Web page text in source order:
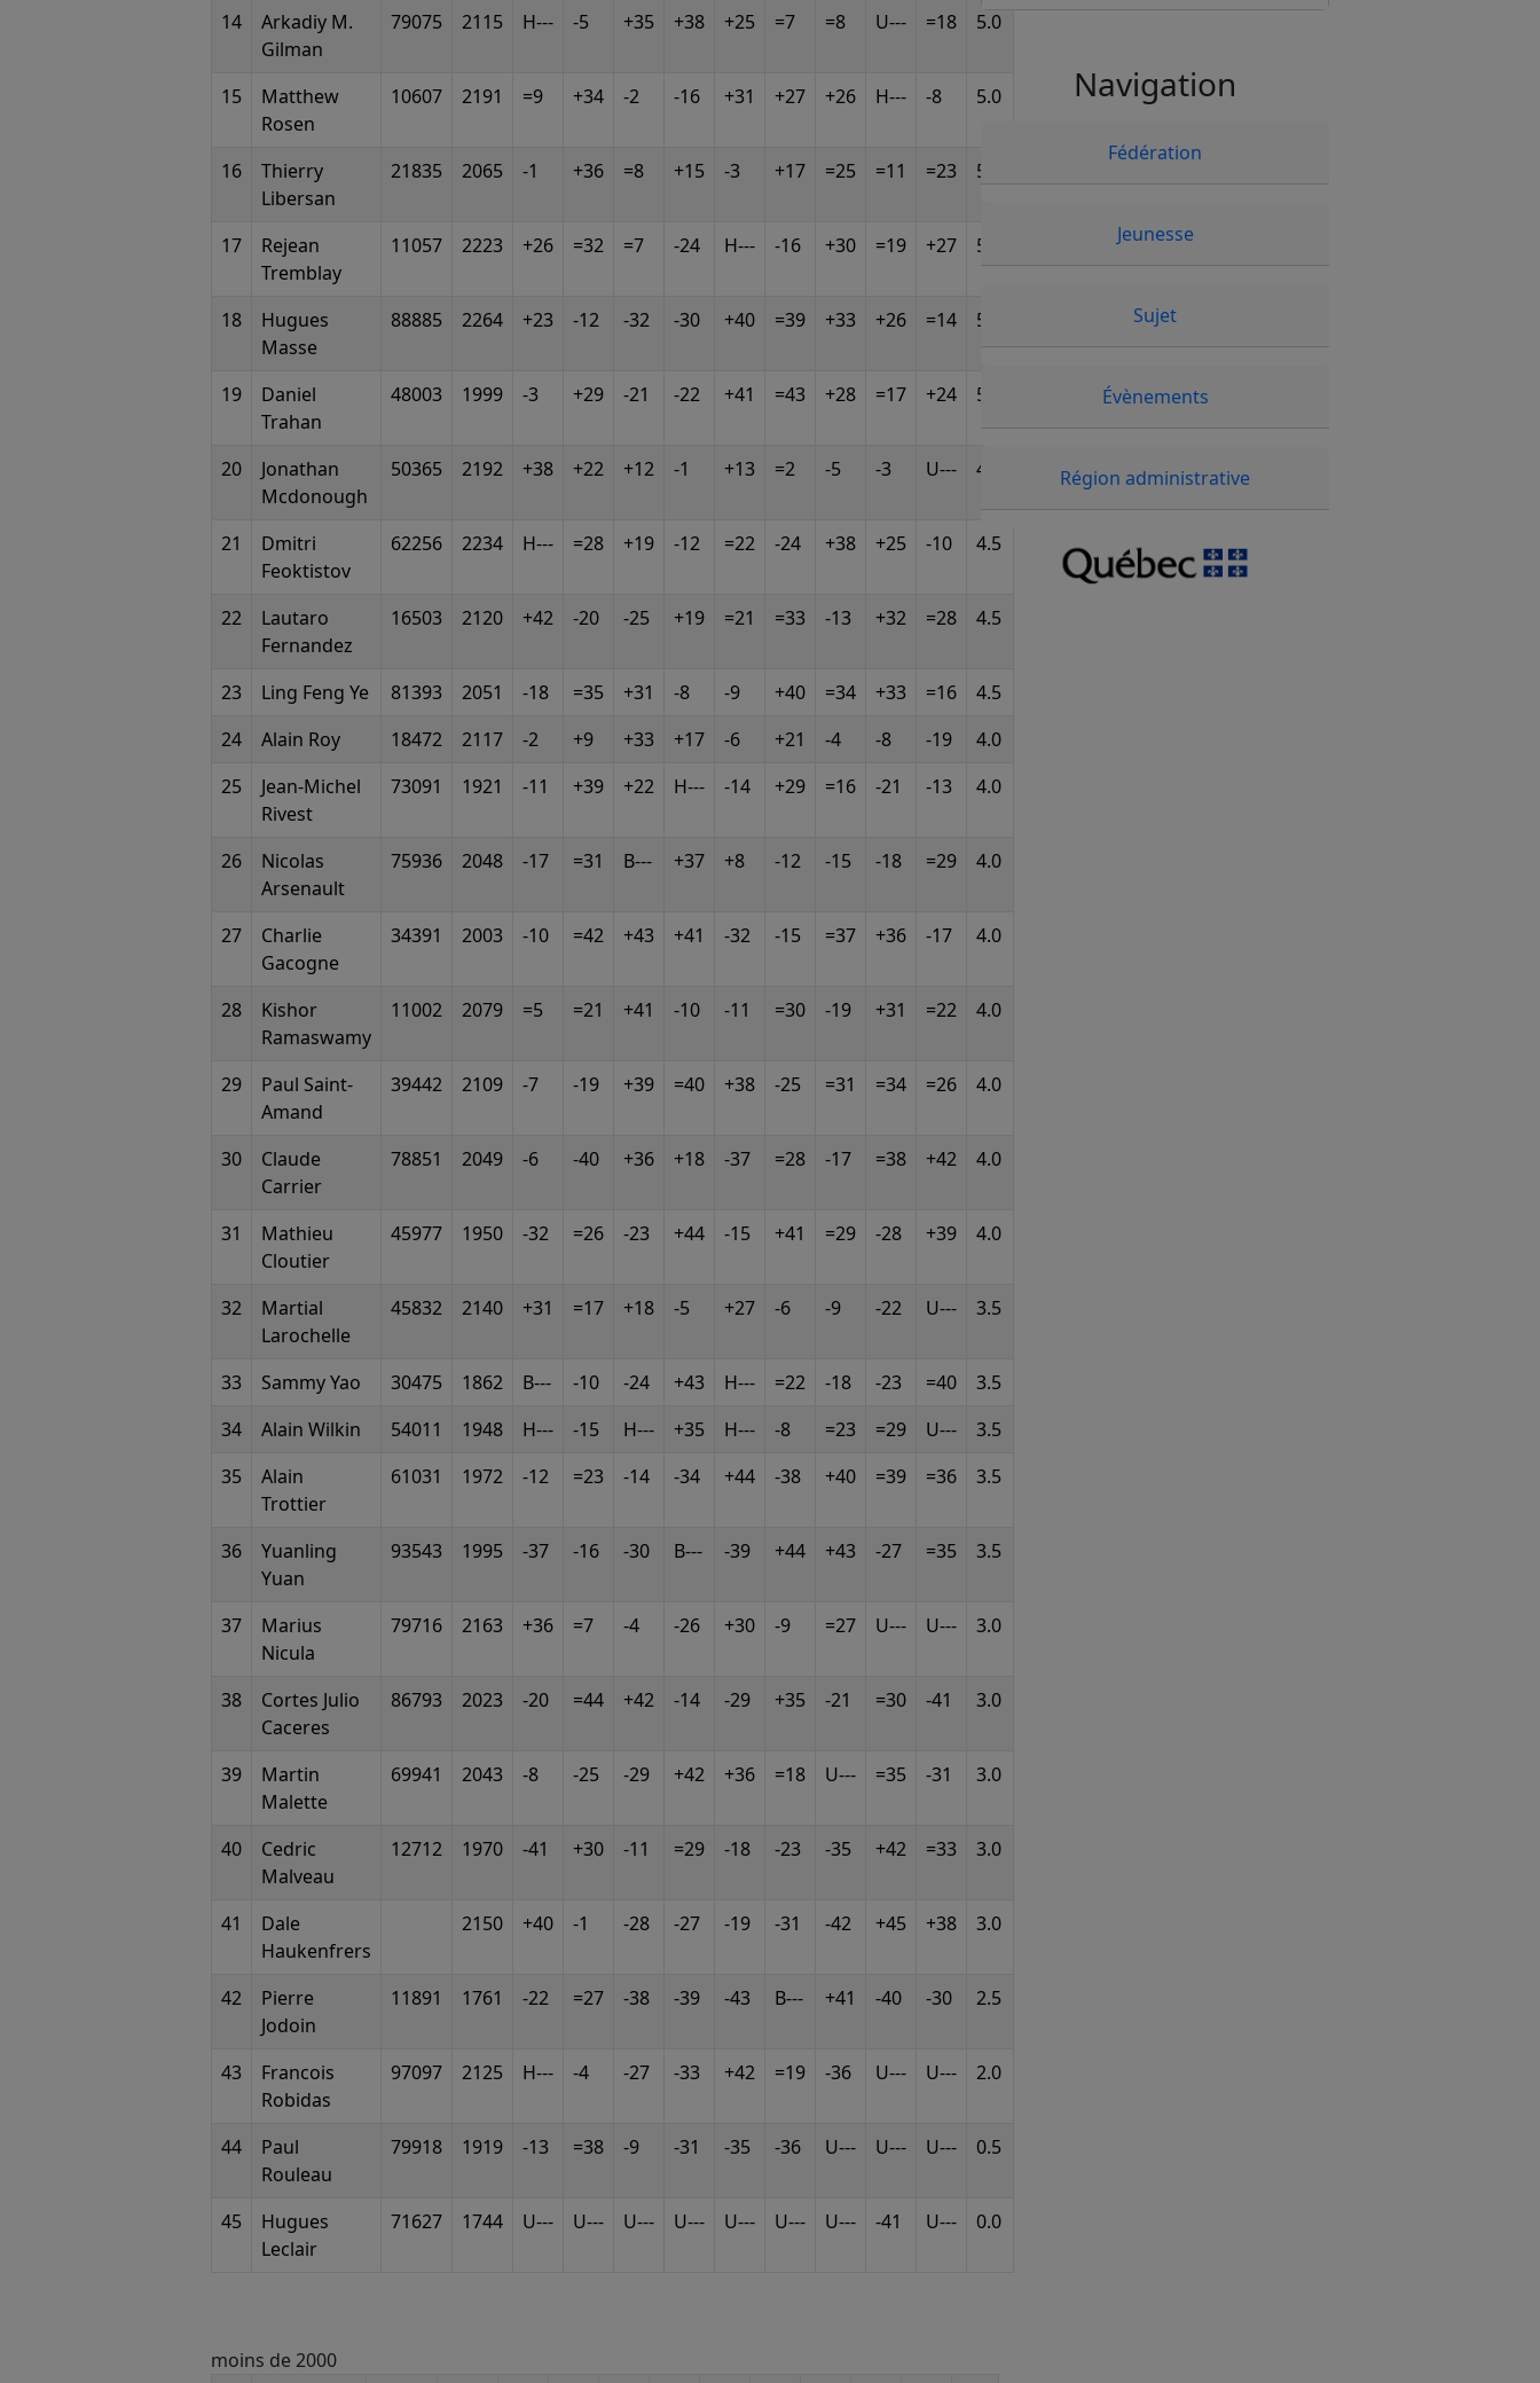
14
Arkadiy M.
Gilman
79075 2115 H--- -5 +35 +38 +25 =7 =8 U--- =18 5.0
15
Matthew
Rosen
10607 2191 =9 +34 -2 -16 +31 +27 +26 H--- -8 5.0
16
Thierry
Libersan
21835 2065 -1 +36 =8 +15 -3 +17 =25 =11 =23 5.0
17
Rejean
Tremblay
11057 2223 +26 =32 =7 -24 H--- -16 +30 =19 +27 5.0
18
Hugues
Masse
88885 2264 +23 -12 -32 -30 +40 =39 +33 +26 =14 5.0
19
Daniel
Trahan
48003 1999 -3 +29 -21 -22 +41 =43 +28 =17 +24 5.0
20
Jonathan
Mcdonough
50365 2192 +38 +22 +12 -1 +13 =2 -5 -3 U--- 4.5
21
Dmitri
Feoktistov
62256 2234 H--- =28 +19 -12 =22 -24 +38 +25 -10 4.5
22
Lautaro
Fernandez
16503 2120 +42 -20 -25 +19 =21 =33 -13 +32 =28 4.5
23 Ling Feng Ye 81393 2051 -18 =35 +31 -8 -9 +40 =34 +33 =16
4.5
24
Alain Roy 18472 2117 -2 +9 +33 +17 -6 +21 -4 -8 -19
4.0
25
Jean-Michel
Rivest
73091 1921 -11 +39 +22 H--- -14 +29 =16 -21 -13 4.0
26
Nicolas
Arsenault
75936 2048 -17 =31 B--- +37 +8 -12 -15 -18 =29 4.0
27
Charlie
Gacogne
34391 2003 -10 =42 +43 +41 -32 -15 =37 +36 -17 4.0
28
Kishor
Ramaswamy
11002 2079 =5 =21 +41 -10 -11 =30 -19 +31 =22 4.0
29
Paul Saint-
Amand
39442 2109 -7 -19 +39 =40 +38 -25 =31 =34 =26 4.0
30
Claude
Carrier
78851 2049 -6 -40 +36 +18 -37 =28 -17 =38 +42 4.0
31
Mathieu
Cloutier
45977 1950 -32 =26 -23 +44 -15 +41 =29 -28 +39 4.0
32
Martial
Larochelle
45832 2140 +31 =17 +18 -5 +27 -6 -9 -22 U--- 3.5
33 Sammy Yao 30475 1862 B--- -10 -24 +43 H--- =22 -18 -23 =40
3.5
34
Alain Wilkin 54011 1948 H--- -15 H--- +35 H--- -8 =23 =29 U---
3.5
35
Alain
Trottier
61031 1972 -12 =23 -14 -34 +44 -38 +40 =39 =36 3.5
36
Yuanling
Yuan
93543 1995 -37 -16 -30 B--- -39 +44 +43 -27 =35 3.5
37
Marius
Nicula
79716 2163 +36 =7 -4 -26 +30 -9 =27 U--- U--- 3.0
38
Cortes Julio
Caceres
86793 2023 -20 =44 +42 -14 -29 +35 -21 =30 -41 3.0
39
Martin
Malette
69941 2043 -8 -25 -29 +42 +36 =18 U--- =35 -31 3.0
40
Cedric
Malveau
12712 1970 -41 +30 -11 =29 -18 -23 -35 +42 =33 3.0
41
Dale
Haukenfrers
2150 +40 -1 -28 -27 -19 -31 -42 +45 +38 3.0
42
Pierre
Jodoin
11891 1761 -22 =27 -38 -39 -43 B--- +41 -40 -30 2.5
43
Francois
Robidas
97097 2125 H--- -4 -27 -33 +42 =19 -36 U--- U--- 2.0
44
Paul
Rouleau
79918 1919 -13 =38 -9 -31 -35 -36 U--- U--- U--- 0.5
45
Hugues
Leclair
71627 1744 U--- U--- U--- U--- U--- U--- U--- -41 U--- 0.0
moins de 2000
Navigation
Fédération
Jeunesse
Sujet
Évènements
Région administrative